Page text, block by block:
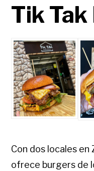
Tik Tak
Con dos locales en
ofrece burgers de